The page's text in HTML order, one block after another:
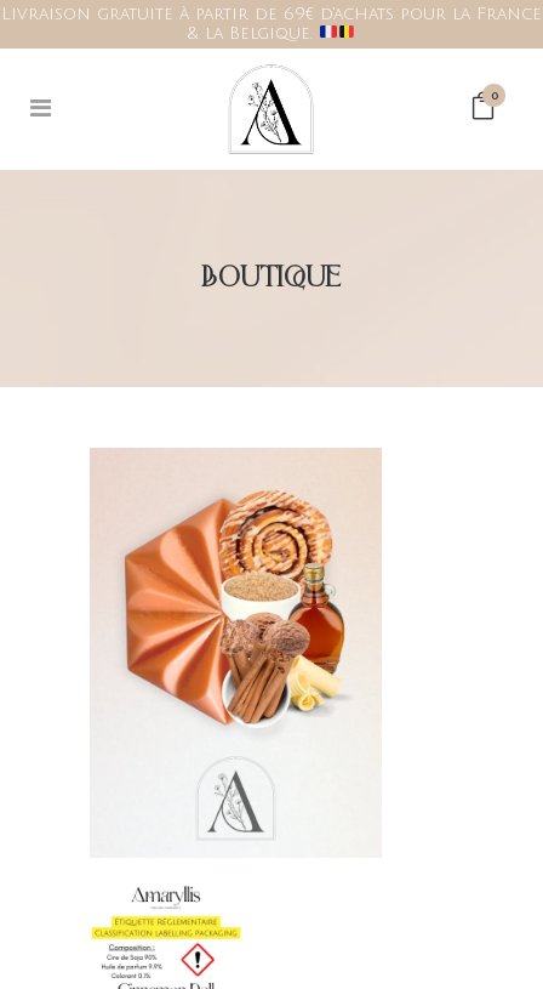
Livraison gratuite à partir de 69€ d'achats pour la France
& la Belgique.
0
BOUTIQUE